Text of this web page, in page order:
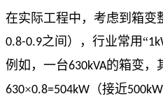
在实际工程中，考虑到箱变
0.8-0.9之间），行业常用“
例如，一台630kVA的箱变，
630×0.8=504kW （接近500kW